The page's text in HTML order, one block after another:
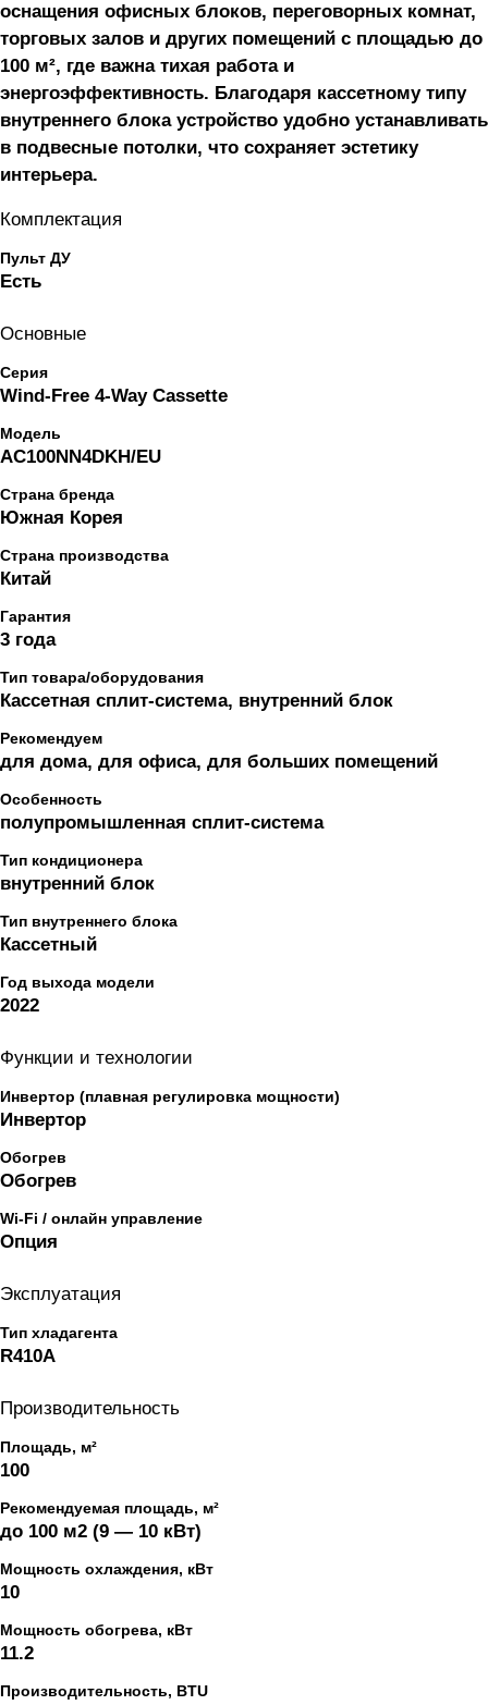
оснащения офисных блоков, переговорных комнат,
торговых залов и других помещений с площадью до
100 м², где важна тихая работа и
энергоэффективность. Благодаря кассетному типу
внутреннего блока устройство удобно устанавливать
в подвесные потолки, что сохраняет эстетику
интерьера.
Комплектация
Пульт ДУ
Есть
Основные
Серия
Wind-Free 4-Way Cassette
Модель
AC100NN4DKH/EU
Страна бренда
Южная Корея
Страна производства
Китай
Гарантия
3 года
Тип товара/оборудования
Кассетная сплит-система, внутренний блок
Рекомендуем
для дома, для офиса, для больших помещений
Особенность
полупромышленная сплит-система
Тип кондиционера
внутренний блок
Тип внутреннего блока
Кассетный
Год выхода модели
2022
Функции и технологии
Инвертор (плавная регулировка мощности)
Инвертор
Обогрев
Обогрев
Wi-Fi / онлайн управление
Опция
Эксплуатация
Тип хладагента
R410A
Производительность
Площадь, м²
100
Рекомендуемая площадь, м²
до 100 м2 (9 — 10 кВт)
Мощность охлаждения, кВт
10
Мощность обогрева, кВт
11.2
Производительность, BTU